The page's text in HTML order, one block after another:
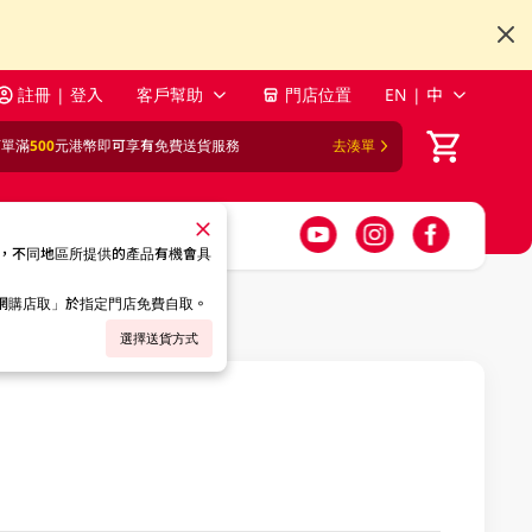
註冊 | 登入 客戶幫助 門店位置 EN | 中
滿500元港幣即可享有免費送貨服務 去湊單
不同地區所提供的產品有機會具
店取」於指定門店免費自取。
選擇送貨方式